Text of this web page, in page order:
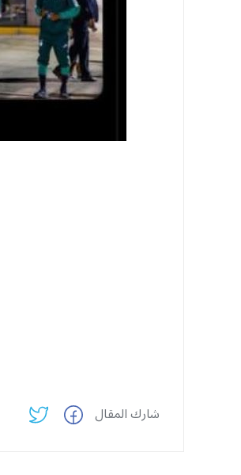
شارك المقال